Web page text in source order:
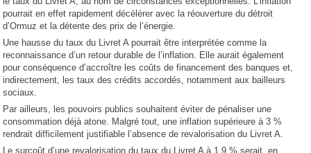
pourrait en effet rapidement décélérer avec la réouverture du détroit
d’Ormuz et la détente des prix de l’énergie.
Une hausse du taux du Livret A pourrait être interprétée comme la
reconnaissance d’un retour durable de l’inflation. Elle aurait également
pour conséquence d’accroître les coûts de financement des banques et,
indirectement, les taux des crédits accordés, notamment aux bailleurs
sociaux.
Par ailleurs, les pouvoirs publics souhaitent éviter de pénaliser une
consommation déjà atone. Malgré tout, une inflation supérieure à 3 %
rendrait difficilement justifiable l’absence de revalorisation du Livret A.
Le surcoût d’une revalorisation du taux du Livret A à 1,9 % serait, en